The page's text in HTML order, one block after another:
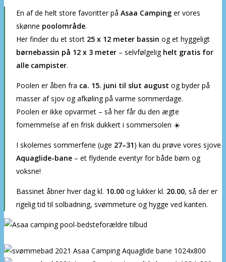
En af de helt store favoritter på Asaa Campinger vores
skønne poolområde.
Her finder du et stort 25 x 12 meter bassin og et hyggeligt
børnebassin på 12 x 3 meter– selvfølgelig helt gratis for
alle campister.
Poolen er åben fra ca. 15. juni til slut august og byder på
masser af sjov og afkøling på varme sommerdage.
Poolen er ikke opvarmet – så her får du den ægte
fornemmelse af en frisk dukkert i sommersolen ☀️
I skolernes sommerferie (uge 27–31) kan du prøve vores sjove
Aquaglide-bane– et flydende eventyr for både børn og
voksne!
Bassinet åbner hver dag kl. 10.00og lukker kl. 20.00, så der er
rigelig tid til solbadning, svømmeture og hygge ved kanten.